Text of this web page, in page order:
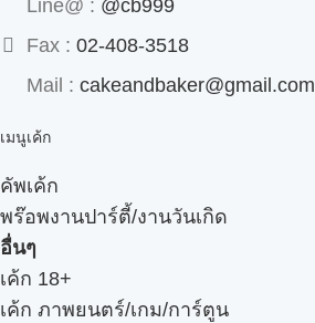
Line@ : @cb999
Fax : 02-408-3518
Mail : cakeandbaker@gmail.com
เมนูเค้ก
คัพเค้ก
พร๊อพงานปาร์ตี้/งานวันเกิด
อื่นๆ
เค้ก 18+
เค้ก ภาพยนตร์/เกม/การ์ตูน